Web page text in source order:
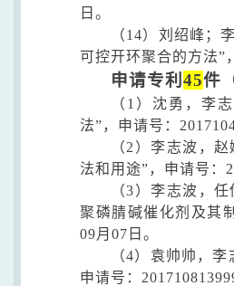
日。
（14）刘绍峰；
可控开环聚合的方法”
申请专利 45件
（ 1 ）沈勇，李
法”，申请号：
（2 ）李志波，
法和用途”，申请号：
（3）李志波，
聚磷腈碱催化剂及其
09月 07 日。
（4）袁帅帅，李
申请号：